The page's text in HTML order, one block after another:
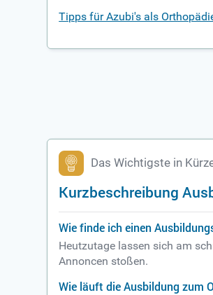
Tipps für Azubi's als
Das Wichtigste in
Kurzbeschreibung
Wie finde ich einen
Heutzutage lassen sich am
Annoncen stoßen.
Wie läuft die Ausbildung zum